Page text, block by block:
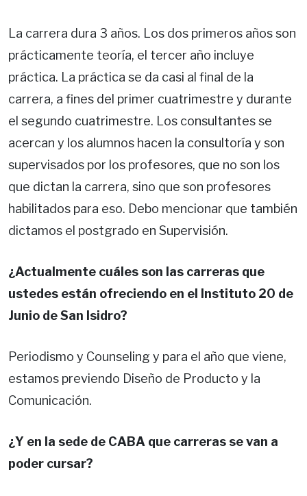
La carrera dura 3 años. Los dos primeros años son
prácticamente teoría, el tercer año incluye
práctica. La práctica se da casi al final de la
carrera, a fines del primer cuatrimestre y durante
el segundo cuatrimestre. Los consultantes se
acercan y los alumnos hacen la consultoría y son
supervisados por los profesores, que no son los
que dictan la carrera, sino que son profesores
habilitados para eso. Debo mencionar que también
dictamos el postgrado en Supervisión.
¿Actualmente cuáles son las carreras que
ustedes están ofreciendo en el Instituto 20 de
Junio de San Isidro?
Periodismo y Counseling y para el año que viene,
estamos previendo Diseño de Producto y la
Comunicación.
¿Y en la sede de CABA que carreras se van a
poder cursar?